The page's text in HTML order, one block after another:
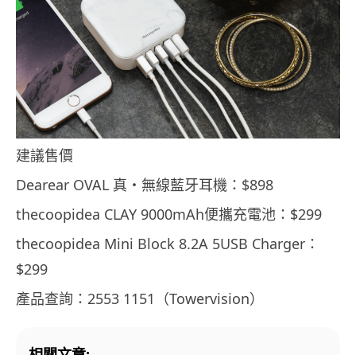
建議售價
Dearear OVAL 真・無線藍牙耳機：$898
thecoopidea CLAY 9000mAh便攜充電池：$299
thecoopidea Mini Block 8.2A 5USB Charger：
$299
產品查詢：2553 1151（Towervision）